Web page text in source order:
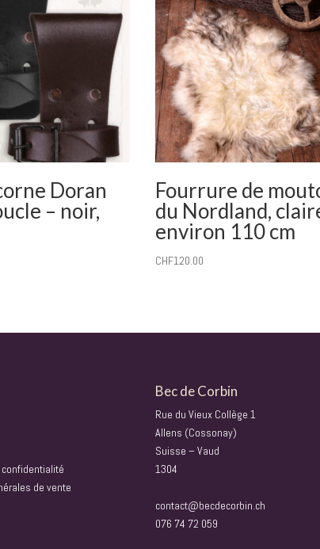
Doran
– noir,
Fourrure de
du Nordland,
environ 110 cm
CHF120.00
de vente
Bec de Corbin
Rue du Vieux Collège 1
Allens (Cossonay)
Suisse – Vaud
1304
contact@becdecorbin.ch
076 74 72 059